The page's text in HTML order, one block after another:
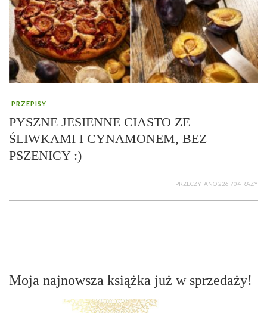
PRZEPISY
PYSZNE JESIENNE CIASTO ZE
ŚLIWKAMI I CYNAMONEM, BEZ
PSZENICY :)
PRZECZYTANO 226 704 RAZY
Moja najnowsza książka już w sprzedaży!